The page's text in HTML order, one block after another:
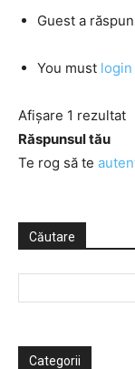
Guest a
You must login
Afișare 1 rezultat
Răspunsul tău
Te rog să te
Căutare
Categorii